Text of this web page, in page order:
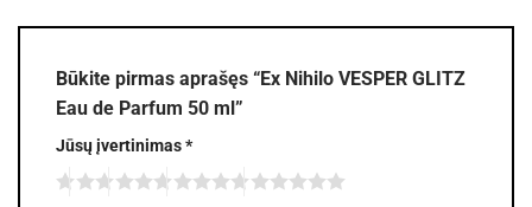
Būkite pirmas aprašęs “Ex Nihilo VESPER GLITZ
Eau de Parfum 50 ml”
Jūsų įvertinimas*